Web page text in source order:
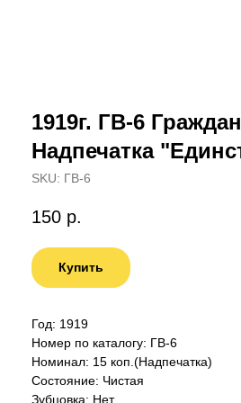
1919г. ГВ-6
Надпечатка
SKU: ГВ-6
150 р.
Купить
Год: 1919
Номер по каталогу: ГВ-6
Номинал: 15 коп.(Надпечатка)
Состояние: Чистая
Зубцовка: Нет